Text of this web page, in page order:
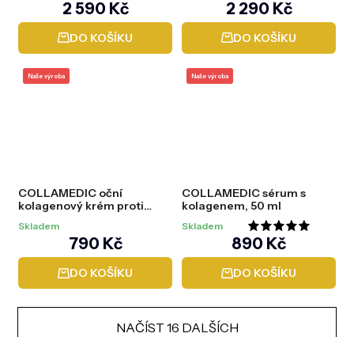
2 590 Kč
DO KOŠÍKU
2 290 Kč
DO KOŠÍKU
Naše výroba
COLLAMEDIC oční
kolagenový krém proti
Skladem
790 Kč
DO KOŠÍKU
Naše výroba
COLLAMEDIC sérum s
kolagenem, 50 ml
Průměrné
hodnocení
produktu
Skladem
890 Kč
DO KOŠÍKU
NAČÍST 16 DALŠÍCH